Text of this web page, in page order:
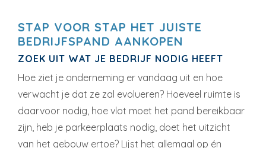
STAP VOOR STAP HET JUISTE
BEDRIJFSPAND AANKOPEN
ZOEK UIT WAT JE BEDRIJF NODIG HEEFT
Hoe ziet je onderneming er vandaag uit en hoe
verwacht je dat ze zal evolueren? Hoeveel ruimte is
daarvoor nodig, hoe vlot moet het pand bereikbaar
zijn, heb je parkeerplaats nodig, doet het uitzicht
van het gebouw ertoe? Lijst het allemaal op én